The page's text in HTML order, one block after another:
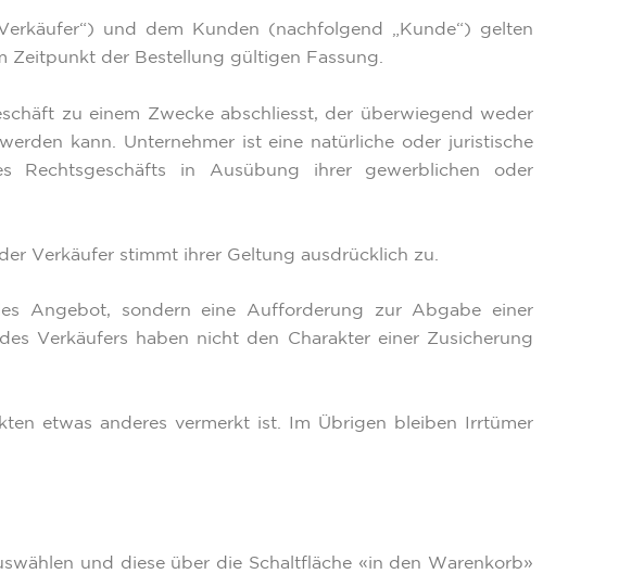
und dem Kunden (nachfolgend „Kunde“) gelten
Zeitpunkt der Bestellung gültigen Fassung.
zu einem Zwecke abschliesst, der überwiegend weder
kann. Unternehmer ist eine natürliche oder juristische
Rechtsgeschäfts in Ausübung ihrer gewerblichen oder
Verkäufer stimmt ihrer Geltung ausdrücklich zu.
Angebot, sondern eine Aufforderung zur Abgabe einer
Verkäufers haben nicht den Charakter einer Zusicherung
etwas anderes vermerkt ist. Im Übrigen bleiben Irrtümer
und diese über die Schaltfläche «in den Warenkorb»